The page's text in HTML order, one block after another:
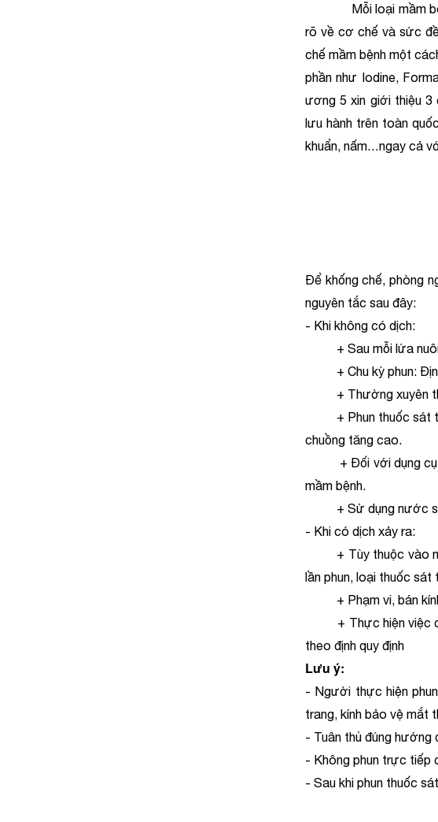
Mỗi loại mầm bệnh
rõ về cơ chế và sức
chế mầm bệnh một
phần như Iodine,
ương 5 xin giới thiệu 3
lưu hành trên toàn
khuẩn, nấm…ngay cả
Để khống chế, phòng
nguyên tắc sau đây:
- Khi không có dịch:
+ Sau mỗi lứa nuôi
+ Chu kỳ phun: Định
+ Thường xuyên
+ Phun thuốc sát
chuồng tăng cao.
+ Đối với dụng cụ
mầm bệnh.
+ Sử dụng nước
- Khi có dịch xảy ra:
+ Tùy thuộc vào mức
lần phun, loại thuốc sát
+ Phạm vi, bán kính
+ Thực hiện việc
theo định quy định
Lưu ý:
- Người thực hiện
trang, kính bảo vệ mắt
- Tuân thủ đúng hướng
- Không phun trực tiếp
- Sau khi phun thuốc